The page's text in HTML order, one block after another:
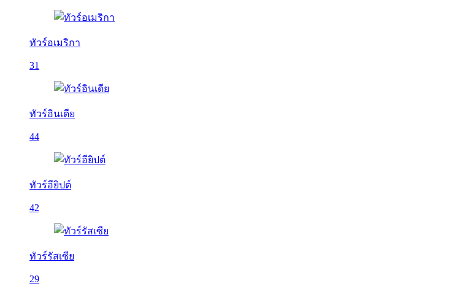
ทัวร์อเมริกา
31
ทัวร์อินเดีย
44
ทัวร์อียิปต์
42
ทัวร์รัสเซีย
29